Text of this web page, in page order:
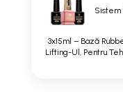
Sistem
3x15ml – Bază
Lifting-Ul, Pentru